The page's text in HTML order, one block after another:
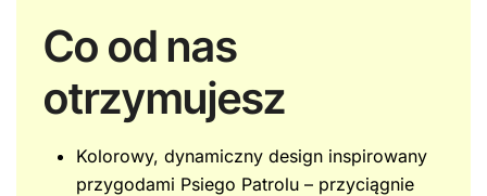
Co od nas
otrzymujesz
Kolorowy, dynamiczny design inspirowany
przygodami Psiego Patrolu – przyciągnie